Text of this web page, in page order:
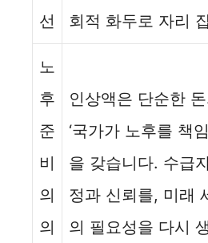
선
회적 화두로 자리
노
후
준
비
의
의
인상액은 단순한
‘국가가 노후를 책
을 갖습니다. 수급
정과 신뢰를, 미래
의 필요성을 다시